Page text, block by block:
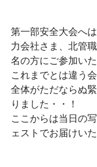
第一部安全大会へ
力会社さま、北管
名の方にご参加いた
これまでとは違う
全体がただならぬ
りました・・！
ここからは当日の
ェストでお届けい